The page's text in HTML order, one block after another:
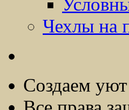
Чехлы на
Создаем